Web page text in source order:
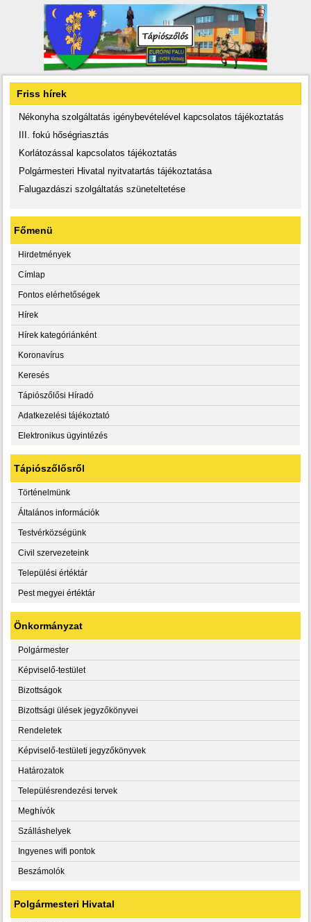
Friss hírek
Nékonyha szolgáltatás igénybevételével kapcsolatos tájékoztatás
III. fokú hőségriasztás
Korlátozással kapcsolatos tájékoztatás
Polgármesteri Hivatal nyitvatartás tájékoztatása
Falugazdászi szolgáltatás szüneteltetése
Főmenü
Hirdetmények
Címlap
Fontos elérhetőségek
Hírek
Hírek kategóriánként
Koronavírus
Keresés
Tápiószőlősi Híradó
Adatkezelési tájékoztató
Elektronikus ügyintézés
Tápiószőlősről
Történelmünk
Általános információk
Testvérközségünk
Civil szervezeteink
Települési értéktár
Pest megyei értéktár
Önkormányzat
Polgármester
Képviselő-testület
Bizottságok
Bizottsági ülések jegyzőkönyvei
Rendeletek
Képviselő-testületi jegyzőkönyvek
Határozatok
Településrendezési tervek
Meghívók
Szálláshelyek
Ingyenes wifi pontok
Beszámolók
Polgármesteri Hivatal